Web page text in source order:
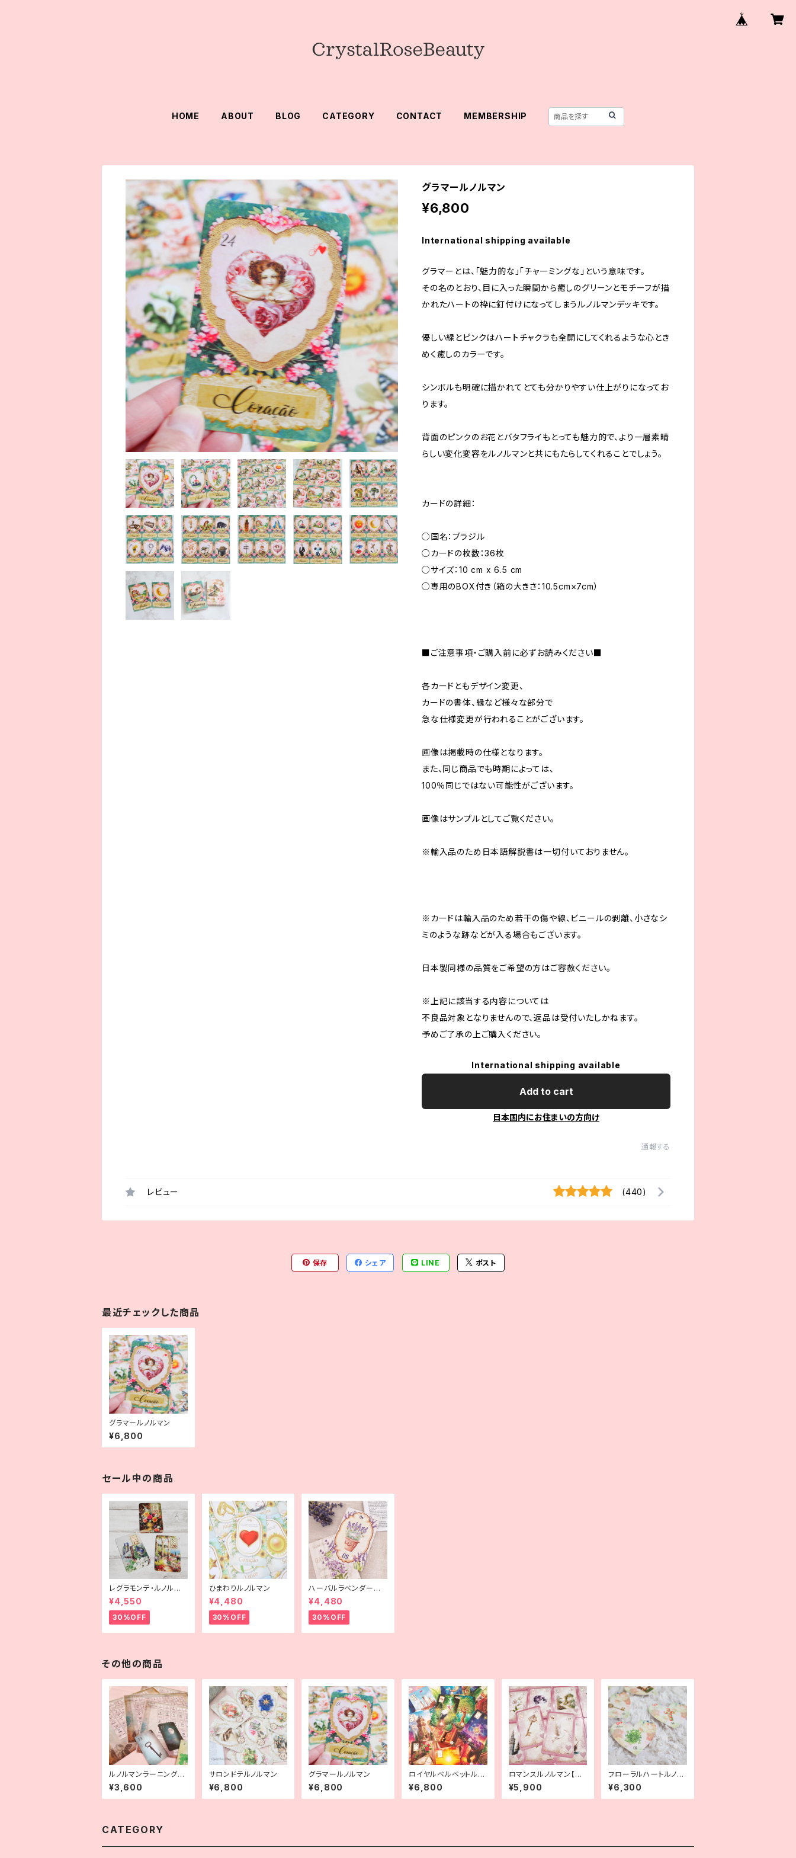
HOME ABOUT BLOG CATEGORY CONTACT MEMBERSHIP
グラマールノルマン
¥6,800
International shipping available
グラマーとは、「魅力的な」「チャーミングな」という意味です。
その名のとおり、目に入った瞬間から癒しのグリーンとモチーフが描
かれたハートの枠に釘付けになってしまうルノルマンデッキです。
優しい緑とピンクはハートチャクラも全開にしてくれるような心とき
めく癒しのカラーです。
シンボルも明確に描かれてとても分かりやすい仕上がりになってお
ります。
背面のピンクのお花とバタフライもとっても魅力的で、より一層素晴
らしい変化変容をルノルマンと共にもたらしてくれることでしょう。
カードの詳細：
○国名：ブラジル
○カードの枚数：36枚
○サイズ：10 cm x 6.5 cm
○専用のBOX付き（箱の大きさ：10.5cm×7cm）
■ご注意事項・ご購入前に必ずお読みください■
各カードともデザイン変更、
カードの書体、縁など様々な部分で
急な仕様変更が行われることがございます。
画像は掲載時の仕様となります。
また、同じ商品でも時期によっては、
100％同じではない可能性がございます。
画像はサンプルとしてご覧ください。
※輸入品のため日本語解説書は一切付いておりません。
※カードは輸入品のため若干の傷や線、ビニールの剥離、小さなシ
ミのような跡などが入る場合もございます。
日本製同様の品質をご希望の方はご容赦ください。
※上記に該当する内容については
不良品対象となりませんので、返品は受付いたしかねます。
予めご了承の上ご購入ください。
International shipping available
Add to cart
日本国内にお住まいの方向け
通報する
レビュー (440)
保存 シェア LINE ポスト
最近チェックした商品
グラマールノルマン
¥6,800
セール中の商品
レグラモンテ・ルノルマ
ン
¥4,550
30%OFF
ひまわりルノルマン
¥4,480
30%OFF
ハーバルラベンダールノ
ルマン
¥4,480
30%OFF
その他の商品
ルノルマンラーニングボ
ード
¥3,600
サロンドテルノルマン
¥6,800
グラマールノルマン
¥6,800
ロイヤルベルベットルノ
ルマン
¥6,800
ロマンスルノルマン【ミ
ニサイズ】
¥5,900
フローラルハートルノル
マン
¥6,300
CATEGORY